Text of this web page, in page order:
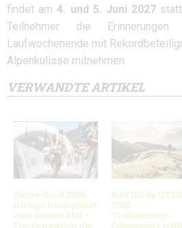
findet am4. und 5. Juni 2027
Teilnehmer die
Laufwochenende mit
Alpenkulisse mitnehmen.
VERWANDTE ARTIKEL
Sierre-Zinal 2026:
Kiriago triumphiert
zum dritten Mal –
Florea gewinnt die
KAT100 by
2026 –
Trailrunning-
Community trifft